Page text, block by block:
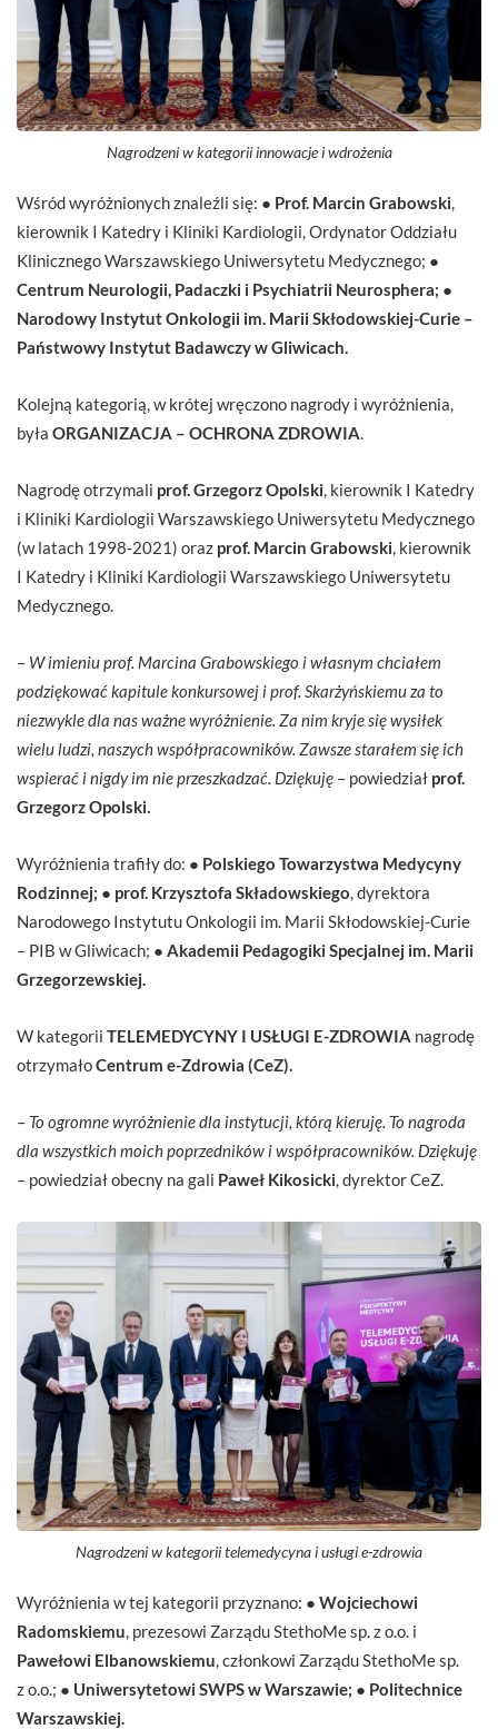
Nagrodzeni w kategorii innowacje i wdrożenia
Wśród wyróżnionych znaleźli się: ● Prof. Marcin Grabowski,
kierownik I Katedry i Kliniki Kardiologii, Ordynator Oddziału
Klinicznego Warszawskiego Uniwersytetu Medycznego; ●
Centrum Neurologii, Padaczki i Psychiatrii Neurosphera; ●
Narodowy Instytut Onkologii im. Marii Skłodowskiej-Curie –
Państwowy Instytut Badawczy w Gliwicach.
Kolejną kategorią, w krótej wręczono nagrody i wyróżnienia,
była ORGANIZACJA – OCHRONA ZDROWIA.
Nagrodę otrzymali prof. Grzegorz Opolski, kierownik I Katedry
i Kliniki Kardiologii Warszawskiego Uniwersytetu Medycznego
(w latach 1998-2021) oraz prof. Marcin Grabowski, kierownik
I Katedry i Kliniki Kardiologii Warszawskiego Uniwersytetu
Medycznego.
– W imieniu prof. Marcina Grabowskiego i własnym chciałem
podziękować kapitule konkursowej i prof. Skarżyńskiemu za to
niezwykle dla nas ważne wyróżnienie. Za nim kryje się wysiłek
wielu ludzi, naszych współpracowników. Zawsze starałem się ich
wspierać i nigdy im nie przeszkadzać. Dziękuję – powiedział prof.
Grzegorz Opolski.
Wyróżnienia trafiły do: ● Polskiego Towarzystwa Medycyny
Rodzinnej; ● prof. Krzysztofa Składowskiego, dyrektora
Narodowego Instytutu Onkologii im. Marii Skłodowskiej-Curie
– PIB w Gliwicach; ● Akademii Pedagogiki Specjalnej im. Marii
Grzegorzewskiej.
W kategorii TELEMEDYCYNY I USŁUGI E-ZDROWIA nagrodę
otrzymałoCentrum e-Zdrowia (CeZ).
– To ogromne wyróżnienie dla instytucji, którą kieruję. To nagroda
dla wszystkich moich poprzedników i współpracowników. Dziękuję
– powiedział obecny na gali Paweł Kikosicki, dyrektor CeZ.
Nagrodzeni w kategorii telemedycyna i usługi e-zdrowia
Wyróżnienia w tej kategorii przyznano: ● Wojciechowi
Radomskiemu, prezesowi Zarządu StethoMe sp. z o.o. i
Pawełowi Elbanowskiemu, członkowi Zarządu StethoMe sp.
z o.o.; ● Uniwersytetowi SWPS w Warszawie; ● Politechnice
Warszawskiej.